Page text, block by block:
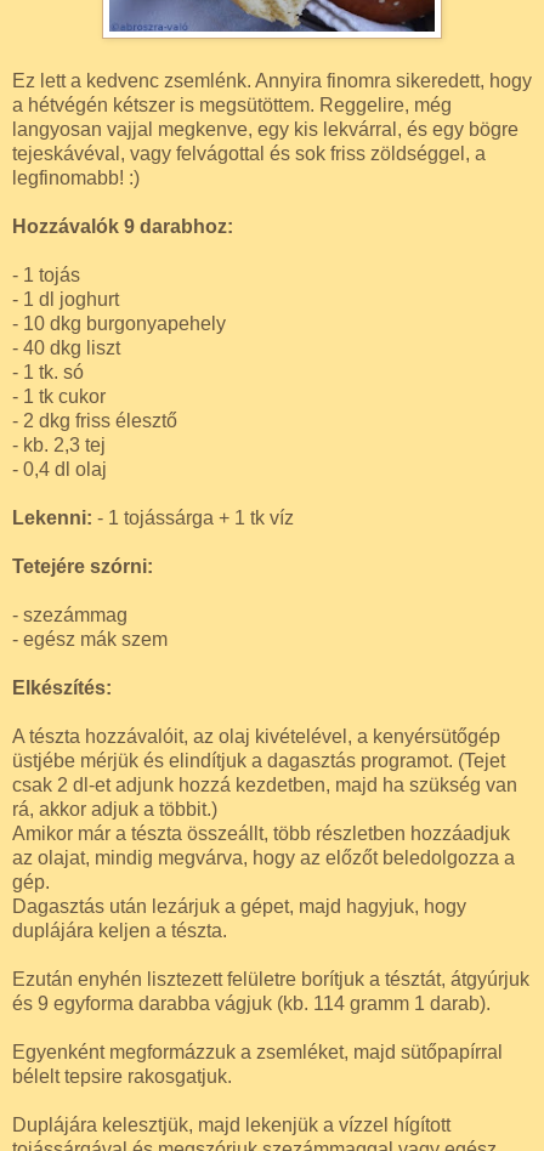
Ez lett a kedvenc zsemlénk. Annyira finomra sikeredett, hogy
a hétvégén kétszer is megsütöttem. Reggelire, még
langyosan vajjal megkenve, egy kis lekvárral, és egy bögre
tejeskávéval, vagy felvágottal és sok friss zöldséggel, a
legfinomabb! :)
Hozzávalók 9 darabhoz:
- 1 tojás
- 1 dl joghurt
- 10 dkg burgonyapehely
- 40 dkg liszt
- 1 tk. só
- 1 tk cukor
- 2 dkg friss élesztő
- kb. 2,3 tej
- 0,4 dl olaj
Lekenni: - 1 tojássárga + 1 tk víz
Tetejére szórni:
- szezámmag
- egész mák szem
Elkészítés:
A tészta hozzávalóit, az olaj kivételével, a kenyérsütőgép
üstjébe mérjük és elindítjuk a dagasztás programot. (Tejet
csak 2 dl-et adjunk hozzá kezdetben, majd ha szükség van
rá, akkor adjuk a többit.)
Amikor már a tészta összeállt, több részletben hozzáadjuk
az olajat, mindig megvárva, hogy az előzőt beledolgozza a
gép.
Dagasztás után lezárjuk a gépet, majd hagyjuk, hogy
duplájára keljen a tészta.
Ezután enyhén lisztezett felületre borítjuk a tésztát, átgyúrjuk
és 9 egyforma darabba vágjuk (kb. 114 gramm 1 darab).
Egyenként megformázzuk a zsemléket, majd sütőpapírral
bélelt tepsire rakosgatjuk.
Duplájára kelesztjük, majd lekenjük a vízzel hígított